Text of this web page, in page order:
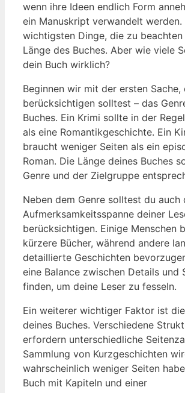
wenn ihre Ideen endlich Form
ein Manuskript verwandelt werden.
wichtigsten Dinge, die zu
Länge des Buches. Aber wie viele
dein Buch wirklich?
Beginnen wir mit der ersten Sache,
berücksichtigen solltest – das
Buches. Ein Krimi sollte in der
als eine Romantikgeschichte. Ein
braucht weniger Seiten als ein
Roman. Die Länge deines Buches
Genre und der Zielgruppe
Neben dem Genre solltest du auch
Aufmerksamkeitsspanne deiner
berücksichtigen. Einige Menschen
kürzere Bücher, während andere
detaillierte Geschichten
eine Balance zwischen Details und
finden, um deine Leser zu fesseln.
Ein weiterer wichtiger Faktor ist
deines Buches. Verschiedene
erfordern unterschiedliche
Sammlung von Kurzgeschichten
wahrscheinlich weniger Seiten
Buch mit Kapiteln und einer